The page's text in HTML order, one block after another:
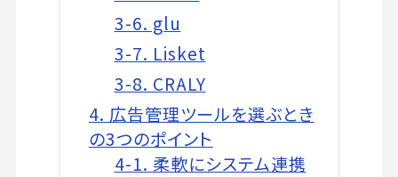
3-6. glu
3-7. Lisket
3-8. CRALY
4. 広告管理ツールを選ぶとき
の3つのポイント
4-1. 柔軟にシステム連携